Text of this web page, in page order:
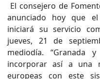
El consejero de
anunciado hoy que
iniciará su servicio
jueves, 21 de
mediodía. “Granada
incorporar así a una
europeas con este